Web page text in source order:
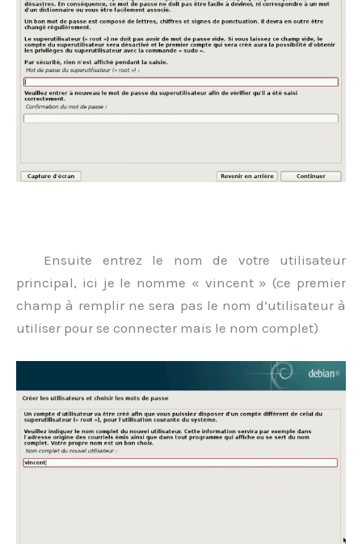
Ensuite entrez le nom de votre utilisateur
principal, ici je le nomme « vincent » (ce premier
champ à remplir ne sera pas le nom d’utilisateur à
utiliser pour se connecter mais le nom complet)